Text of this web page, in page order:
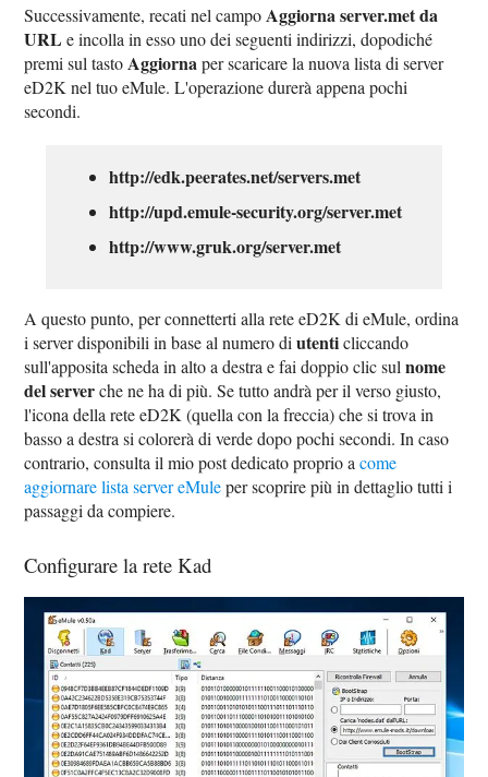
Successivamente, recati nel campo Aggiorna server.met da
URL e incolla in esso uno dei seguenti indirizzi, dopodiché
premi sul tasto Aggiornaper scaricare la nuova lista di server
eD2K nel tuo eMule. L'operazione durerà appena pochi
secondi.
http://edk.peerates.net/servers.met
http://upd.emule-security.org/server.met
http://www.gruk.org/server.met
A questo punto, per connetterti alla rete eD2K di eMule, ordina
i server disponibili in base al numero diutenticliccando
sull'apposita scheda in alto a destra e fai doppio clic sulnome
del serverche ne ha di più. Se tutto andrà per il verso giusto,
l'icona della rete eD2K (quella con la freccia) che si trova in
basso a destra si colorerà di verde dopo pochi secondi. In caso
contrario, consulta il mio post dedicato proprio acome
aggiornare lista server eMuleper scoprire più in dettaglio tutti i
passaggi da compiere.
Configurare la rete Kad